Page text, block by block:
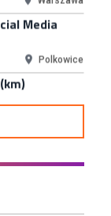
Polkowice
(m/k)